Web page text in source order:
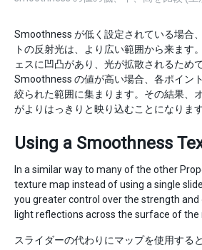
Smoothness が低く設定されている場合
トの反射光は、より広い範囲から来ます
ェスに凹凸があり、光が拡散されるため
Smoothness の値が高い場合、各ポイン
絞られた範囲に集まります。その結果、
がよりはっきりと映り込むことになります
Using a Smoothness
In a similar way to many of the other
texture map instead of using a single
you greater control over the strength
light reflections across the surface of the
スライダーの代わりにマップを使用する